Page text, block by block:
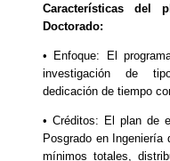
Características del
Doctorado:
• Enfoque: El
investigación de
dedicación de tiempo
• Créditos: El plan de
Posgrado en
mínimos totales,